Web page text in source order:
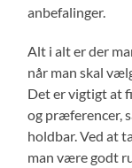
anbefalinger.
Alt i alt er der
når man skal
Det er vigtigt at
og præferencer,
holdbar. Ved at
man være godt